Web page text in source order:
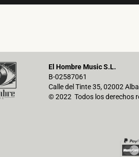
El Hombre Music S.L.
B-02587061
Calle del Tinte 35, 02002
© 2022 Todos los derechos